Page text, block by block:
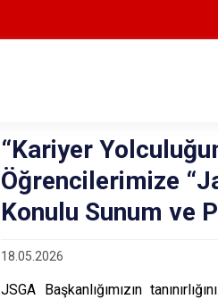
“Kariyer
Öğrencilerimize
Konulu Sunum ve
18.05.2026
JSGA Başkanlığımızın